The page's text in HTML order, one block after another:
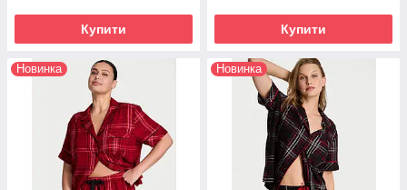
Купити Купити
Новинка Новинка